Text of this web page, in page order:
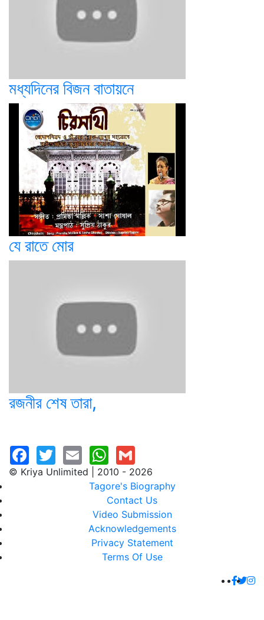
মধ্যদিনের বিজন বাতায়নে
যে রাতে মোর
রজনীর শেষ তারা,
© Kriya Unlimited | 2010 - 2026
Tagore's Biography
Contact Us
Video Submission
Acknowledgements
Privacy Statement
Terms Of Use